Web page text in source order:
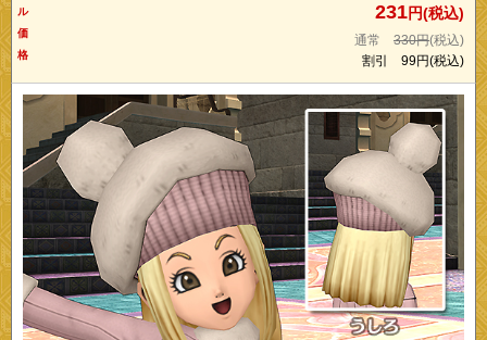
ル
価
格
231円(税込)
通常 330円(税込)
割引 99円(税込)